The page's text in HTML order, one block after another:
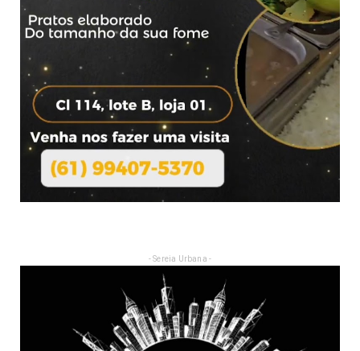
- Sereia Urbana -